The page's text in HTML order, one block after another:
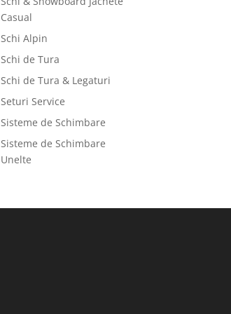
Casual
Schi Alpin
Schi de Tura
Schi de Tura & Legaturi
Seturi Service
Sisteme de Schimbare
Sisteme de Schimbare
Unelte